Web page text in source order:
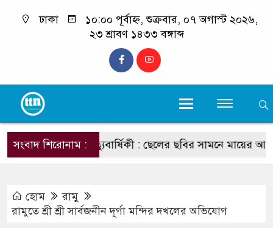
ঢাকা
১০:০০ পূর্বাহ্ন, শুক্রবার, ০৭ অগাস্ট ২০২৬,
২৩ শ্রাবণ ১৪৩৩ বঙ্গাব্দ
সংবাদ শিরোনাম :
২য় মৃত্যুবার্ষিকী : ছেলের ছবির সামনে মায়ের আহাজারি,
হোম
রামু
রামুতে ​শ্রী শ্রী সার্বজনীন দূর্গা মন্দির দখলের অভিযোগ